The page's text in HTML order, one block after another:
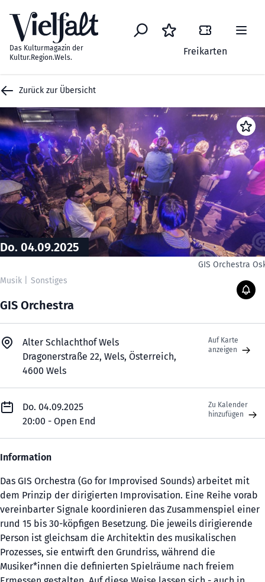
Das Kulturmagazin der
Kultur.Region.Wels.
Freikarten
Zurück zur Übersicht
Do. 04.09.2025
GIS Orchestra
Musik
Sonstiges
GIS Orchestra
Alter Schlachthof Wels
Dragonerstraße 22, Wels, Österreich,
4600 Wels
Auf Karte
anzeigen
Do. 04.09.2025
20:00 - Open End
Zu Kalender
hinzufügen
Information
Das GIS Orchestra (Go for Improvised Sounds) arbeitet mit
dem Prinzip der dirigierten Improvisation. Eine Reihe vorab
vereinbarter Signale koordinieren das Zusammenspiel einer
rund 15 bis 30-köpfigen Besetzung. Die jeweils dirigierende
Person ist gleichsam die Architektin des musikalischen
Prozesses, sie entwirft den Grundriss, während die
Musiker*innen die definierten Spielräume nach freiem